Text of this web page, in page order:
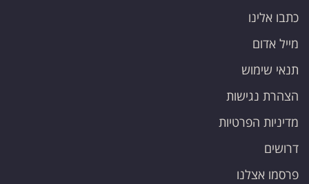
כתבו אלינו
מייל אדום
תנאי שימוש
הצהרת נגישות
מדיניות הפרטיות
דרושים
פרסמו אצלנו